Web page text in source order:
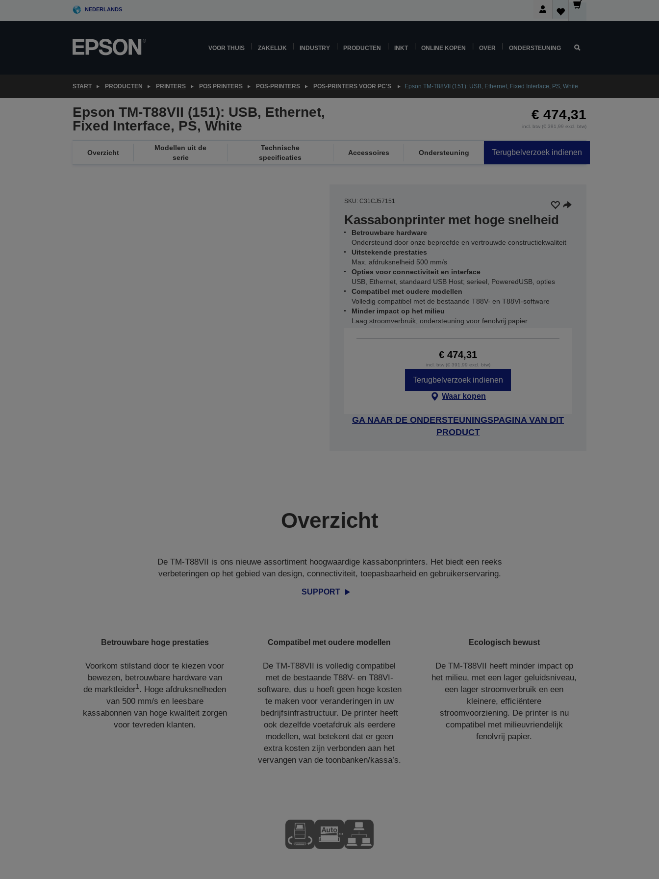
NEDERLANDS
VOOR THUIS ZAKELIJK INDUSTRY PRODUCTEN INKT ONLINE KOPEN OVER ONDERSTEUNING
START PRODUCTEN PRINTERS POS PRINTERS POS-PRINTERS POS-PRINTERS VOOR PC'S Epson TM-T88VII (151): USB, Ethernet, Fixed Interface, PS, White
Epson TM-T88VII (151): USB, Ethernet,
Fixed Interface, PS, White
€ 474,31
incl. btw (€ 391,99 excl. btw)
Overzicht
Modellen uit de
serie
Technische
specificaties
Accessoires Ondersteuning Terugbelverzoek indienen
SKU: C31CJ57151
Kassabonprinter met hoge snelheid
Betrouwbare hardware
Ondersteund door onze beproefde en vertrouwde constructiekwaliteit
Uitstekende prestaties
Max. afdruksnelheid 500 mm/s
Opties voor connectiviteit en interface
USB, Ethernet, standaard USB Host; serieel, PoweredUSB, opties
Compatibel met oudere modellen
Volledig compatibel met de bestaande T88V- en T88VI-software
Minder impact op het milieu
Laag stroomverbruik, ondersteuning voor fenolvrij papier
€ 474,31
incl. btw (€ 391,99 excl. btw)
Terugbelverzoek indienen
Waar kopen
GA NAAR DE ONDERSTEUNINGSPAGINA VAN DIT
PRODUCT
Overzicht
De TM-T88VII is ons nieuwe assortiment hoogwaardige kassabonprinters. Het biedt een reeks
verbeteringen op het gebied van design, connectiviteit, toepasbaarheid en gebruikerservaring.
SUPPORT
Betrouwbare hoge prestaties
Voorkom stilstand door te kiezen voor
bewezen, betrouwbare hardware van
de marktleider1. Hoge afdruksnelheden
van 500 mm/s en leesbare
kassabonnen van hoge kwaliteit zorgen
voor tevreden klanten.
Compatibel met oudere modellen
De TM-T88VII is volledig compatibel
met de bestaande T88V- en T88VI-
software, dus u hoeft geen hoge kosten
te maken voor veranderingen in uw
bedrijfsinfrastructuur. De printer heeft
ook dezelfde voetafdruk als eerdere
modellen, wat betekent dat er geen
extra kosten zijn verbonden aan het
vervangen van de toonbanken/kassa’s.
Ecologisch bewust
De TM-T88VII heeft minder impact op
het milieu, met een lager geluidsniveau,
een lager stroomverbruik en een
kleinere, efficiëntere
stroomvoorziening. De printer is nu
compatibel met milieuvriendelijk
fenolvrij papier.